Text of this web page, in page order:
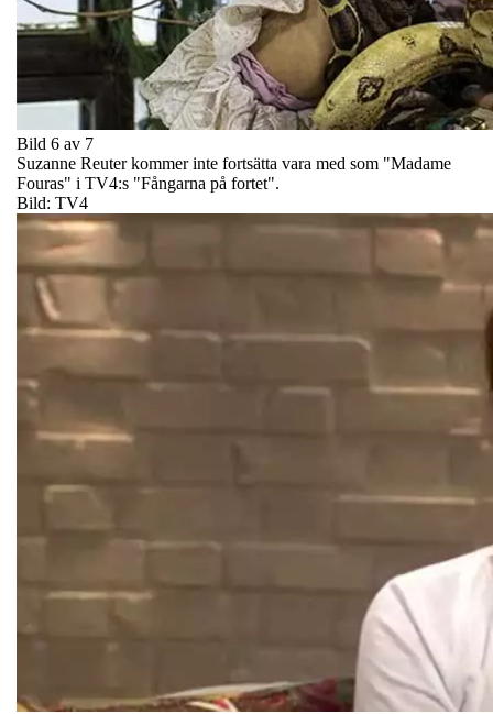
Bild 6 av 7
Suzanne Reuter kommer inte fortsätta vara med som "Madame
Fouras" i TV4:s "Fångarna på fortet".
Bild: TV4